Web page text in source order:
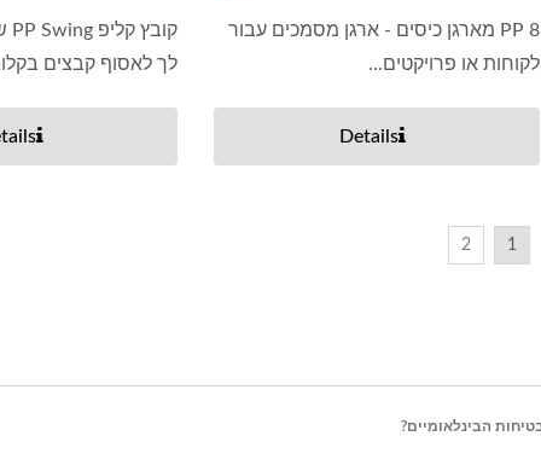
PP 8 מארגן כיסים - ארגן מסמכים עבור
לקוחות או פרויקטים...
Details
לך לאסוף קבצים
1
2